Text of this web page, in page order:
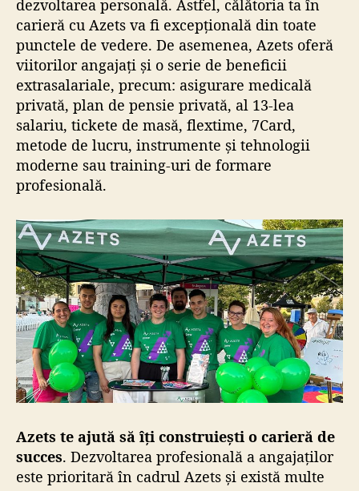
dezvoltarea personală. Astfel, călătoria ta în
carieră cu Azets va fi excepțională din toate
punctele de vedere. De asemenea, Azets oferă
viitorilor angajați și o serie de beneficii
extrasalariale, precum: asigurare medicală
privată, plan de pensie privată, al 13-lea
salariu, tickete de masă, flextime, 7Card,
metode de lucru, instrumente și tehnologii
moderne sau training-uri de formare
profesională.
Azets te ajută să îți construiești o carieră de
succes. Dezvoltarea profesională a angajaților
este prioritară în cadrul Azets și există multe